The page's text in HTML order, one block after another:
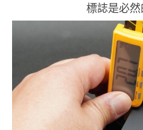
標誌是必然